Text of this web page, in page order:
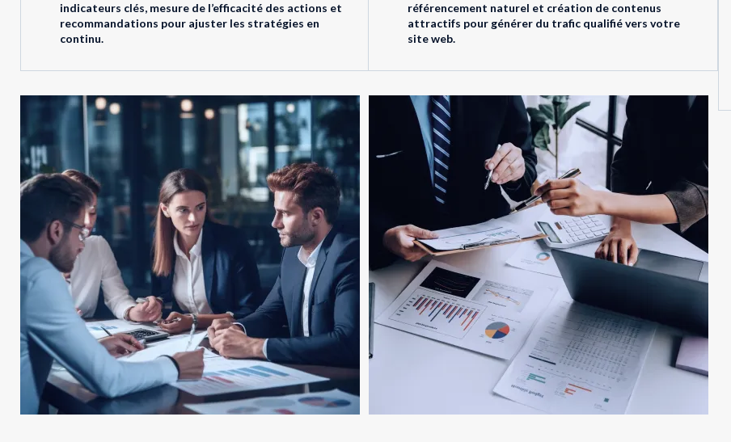
indicateurs clés, mesure de l’efficacité des actions et
recommandations pour ajuster les stratégies en
continu.
référencement naturel et création de contenus
attractifs pour générer du trafic qualifié vers votre
site web.